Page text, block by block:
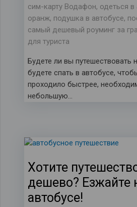
сим-карту Водафон, одеться в
оранж, подушка в автобусе,
самый дешевый роуминг за
для туриста
Будете ли вы путешествовать
будете спать в автобусе,
проходило быстрее,
небольшую…
Хотите
дешево? Езжайте
автобусе!